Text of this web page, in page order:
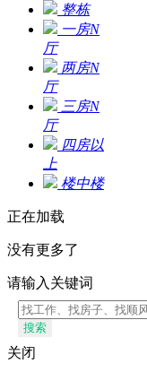
整栋
一房N
厅
两房N
厅
三房N
厅
四房以
上
楼中楼
正在加载
没有更多了
请输入关键词
搜索
关闭